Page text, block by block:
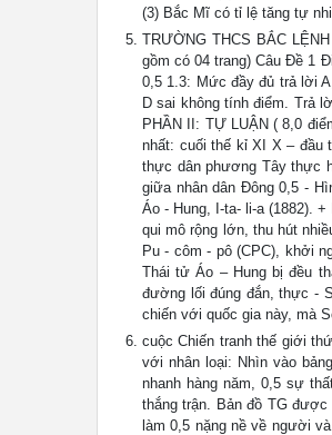
(3) Bắc Mĩ có tỉ lệ tăng tự
TRƯỜNG THCS BẮC
gồm có 04 trang) Câu Đề 1
0,5 1.3: Mức đầy đủ trả lời
D sai không tính điểm. Trả
PHẦN II: TỰ LUẬN ( 8,0
nhất: cuối thế kỉ XI X – đầu
thực dân phương Tây thực
giữa nhân dân Đông 0,5 -
Áo - Hung, I-ta- li-a (1882).
qui mô rộng lớn, thu hút
Pu - côm - pô (CPC), khởi
Thái tử Áo – Hung bị đều
đường lối đúng đắn, thực -
chiến với quốc gia này, mà
cuộc Chiến tranh thế giới
với nhân loại: Nhìn vào
nhanh hàng năm, 0,5 sự
thắng trận. Bản đồ TG
làm 0,5 nặng nề về người